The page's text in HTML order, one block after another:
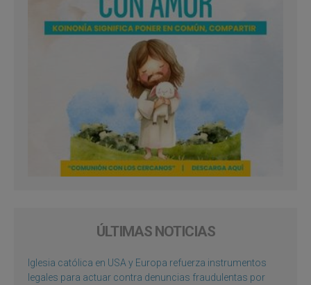
ÚLTIMAS NOTICIAS
Iglesia católica en USA y Europa refuerza instrumentos
legales para actuar contra denuncias fraudulentas por